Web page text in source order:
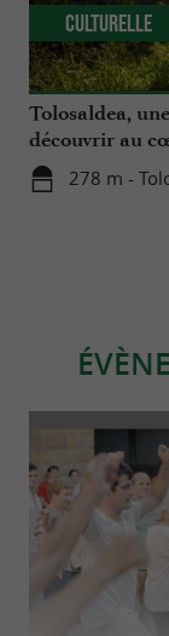
Tolosaldea,
découvrir au
278 m -
Culturelle